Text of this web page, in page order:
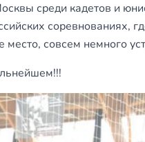
среди кадетов и
соревнованиях,
совсем немного